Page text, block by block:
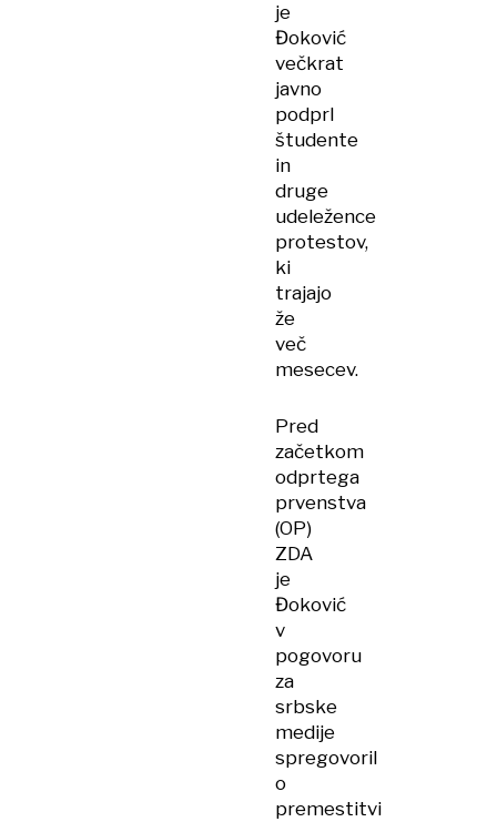
je
Đoković
večkrat
javno
podprl
študente
in
druge
udeležence
protestov,
ki
trajajo
že
več
mesecev.
Pred
začetkom
odprtega
prvenstva
(OP)
ZDA
je
Đoković
v
pogovoru
za
srbske
medije
spregovoril
o
premestitvi